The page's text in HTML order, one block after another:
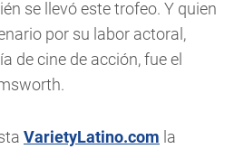
se llevó este trofeo. Y quien
por su labor actoral,
de cine de acción, fue el
VarietyLatino.com la